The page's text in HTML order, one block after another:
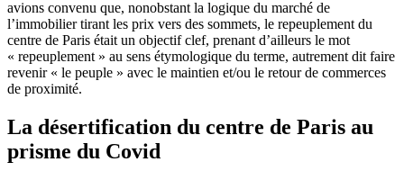
avions convenu que, nonobstant la logique du marché de
l’immobilier tirant les prix vers des sommets, le repeuplement du
centre de Paris était un objectif clef, prenant d’ailleurs le mot
« repeuplement » au sens étymologique du terme, autrement dit faire
revenir « le peuple » avec le maintien et/ou le retour de commerces
de proximité.
La désertification du centre de Paris au
prisme du Covid